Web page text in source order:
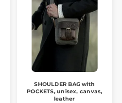
SHOULDER BAG with
POCKETS, unisex, canvas,
leather